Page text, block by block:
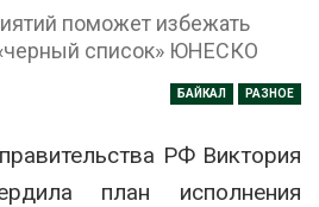
поможет избежать
список» ЮНЕСКО
БАЙКАЛ РАЗНОЕ
РФ Виктория
план исполнения